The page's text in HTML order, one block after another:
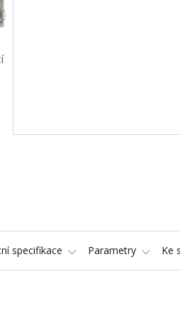
specifikace Parametry Ke